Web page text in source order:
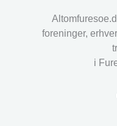
foreninger,
i